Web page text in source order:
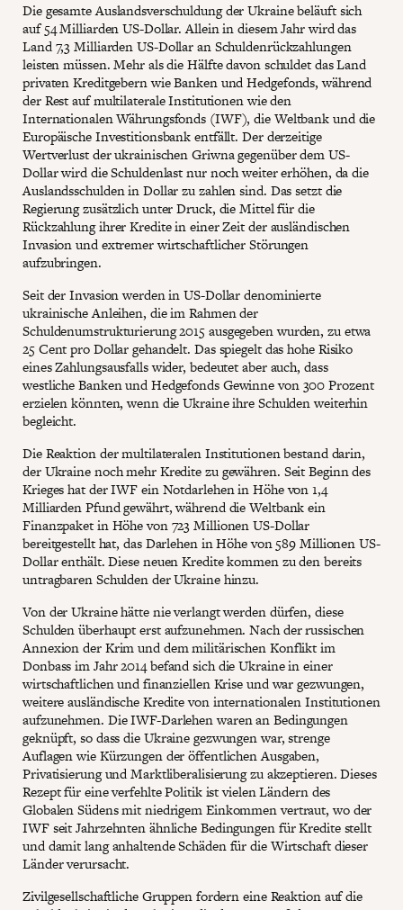
Die gesamte Auslandsverschuldung der Ukraine beläuft sich
auf 54 Milliarden US-Dollar. Allein in diesem Jahr wird das
Land 7,3 Milliarden US-Dollar an Schuldenrückzahlungen
leisten müssen. Mehr als die Hälfte davon schuldet das Land
privaten Kreditgebern wie Banken und Hedgefonds, während
der Rest auf multilaterale Institutionen wie den
Internationalen Währungsfonds (IWF), die Weltbank und die
Europäische Investitionsbank entfällt. Der derzeitige
Wertverlust der ukrainischen Griwna gegenüber dem US-
Dollar wird die Schuldenlast nur noch weiter erhöhen, da die
Auslandsschulden in Dollar zu zahlen sind. Das setzt die
Regierung zusätzlich unter Druck, die Mittel für die
Rückzahlung ihrer Kredite in einer Zeit der ausländischen
Invasion und extremer wirtschaftlicher Störungen
aufzubringen.
Seit der Invasion werden in US-Dollar denominierte
ukrainische Anleihen, die im Rahmen der
Schuldenumstrukturierung 2015 ausgegeben wurden, zu etwa
25 Cent pro Dollar gehandelt. Das spiegelt das hohe Risiko
eines Zahlungsausfalls wider, bedeutet aber auch, dass
westliche Banken und Hedgefonds Gewinne von 300 Prozent
erzielen könnten, wenn die Ukraine ihre Schulden weiterhin
begleicht.
Die Reaktion der multilateralen Institutionen bestand darin,
der Ukraine noch mehr Kredite zu gewähren. Seit Beginn des
Krieges hat der IWF ein Notdarlehen in Höhe von 1,4
Milliarden Pfund gewährt, während die Weltbank ein
Finanzpaket in Höhe von 723 Millionen US-Dollar
bereitgestellt hat, das Darlehen in Höhe von 589 Millionen US-
Dollar enthält. Diese neuen Kredite kommen zu den bereits
untragbaren Schulden der Ukraine hinzu.
Von der Ukraine hätte nie verlangt werden dürfen, diese
Schulden überhaupt erst aufzunehmen. Nach der russischen
Annexion der Krim und dem militärischen Konflikt im
Donbass im Jahr 2014 befand sich die Ukraine in einer
wirtschaftlichen und finanziellen Krise und war gezwungen,
weitere ausländische Kredite von internationalen Institutionen
aufzunehmen. Die IWF-Darlehen waren an Bedingungen
geknüpft, so dass die Ukraine gezwungen war, strenge
Auflagen wie Kürzungen der öffentlichen Ausgaben,
Privatisierung und Marktliberalisierung zu akzeptieren. Dieses
Rezept für eine verfehlte Politik ist vielen Ländern des
Globalen Südens mit niedrigem Einkommen vertraut, wo der
IWF seit Jahrzehnten ähnliche Bedingungen für Kredite stellt
und damit lang anhaltende Schäden für die Wirtschaft dieser
Länder verursacht.
Zivilgesellschaftliche Gruppen fordern eine Reaktion auf die